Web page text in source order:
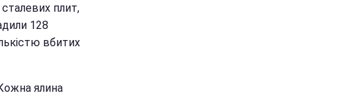
плит,
128
вбитих
ялина